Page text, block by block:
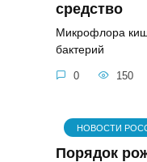
средство
Микрофлора
бактерий
0 150
НОВОСТИ
Порядок